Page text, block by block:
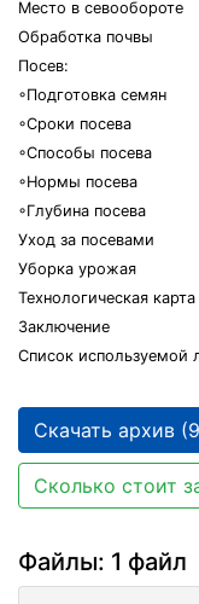
Место в севообороте
Обработка почвы
Посев:
◦Подготовка семян
◦Сроки посева
◦Способы посева
◦Нормы посева
◦Глубина посева
Уход за посевами
Уборка урожая
Технологическая
Заключение
Список используемой
Скачать архив
Сколько стоит
Файлы: 1 файл